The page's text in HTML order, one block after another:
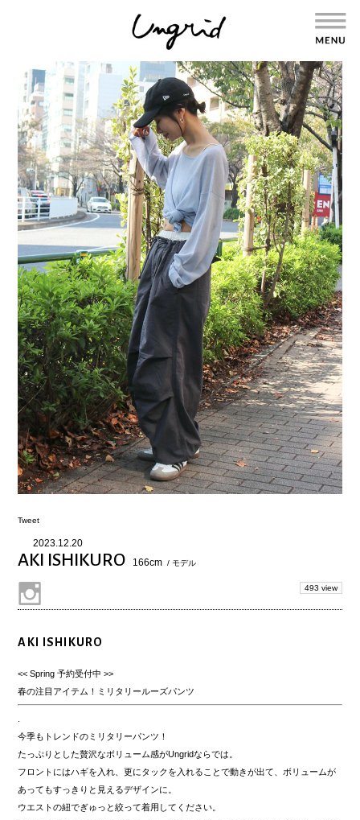
Tweet
2023.12.20
AKI ISHIKURO 166cm / モデル
493 view
AKI ISHIKURO
<< Spring 予約受付中 >>
春の注目アイテム！ミリタリールーズパンツ
今季もトレンドのミリタリーパンツ！
たっぷりとした贅沢なボリューム感がUngridならでは。
フロントにはハギを入れ、更にタックを入れることで動きが出て、ボリュームが
あってもすっきりと見えるデザインに。
ウエストの紐でぎゅっと絞って着用してください。